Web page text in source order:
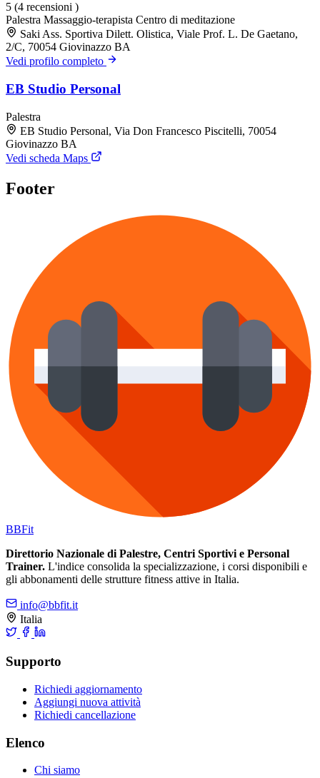
5 (4 recensioni )
Palestra Massaggio-terapista Centro di meditazione
Saki Ass. Sportiva Dilett. Olistica, Viale Prof. L. De Gaetano,
2/C, 70054 Giovinazzo BA
Vedi profilo completo
EB Studio Personal
Palestra
EB Studio Personal, Via Don Francesco Piscitelli, 70054
Giovinazzo BA
Vedi scheda Maps
Footer
BBFit
Direttorio Nazionale di Palestre, Centri Sportivi e Personal
Trainer. L'indice consolida la specializzazione, i corsi disponibili e
gli abbonamenti delle strutture fitness attive in Italia.
info@bbfit.it
Italia
Supporto
Richiedi aggiornamento
Aggiungi nuova attività
Richiedi cancellazione
Elenco
Chi siamo